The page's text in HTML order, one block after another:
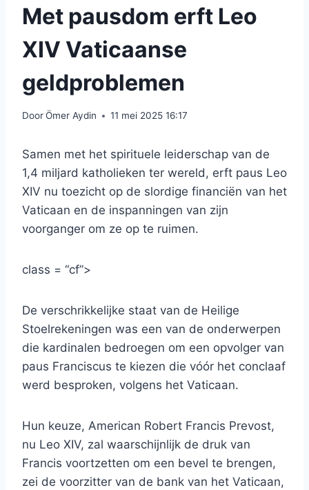
Met pausdom erft Leo
XIV Vaticaanse
geldproblemen
DoorÖmer Aydin 11 mei 2025 16:17
Samen met het spirituele leiderschap van de
1,4 miljard katholieken ter wereld, erft paus Leo
XIV nu toezicht op de slordige financiën van het
Vaticaan en de inspanningen van zijn
voorganger om ze op te ruimen.
class = “cf”>
De verschrikkelijke staat van de Heilige
Stoelrekeningen was een van de onderwerpen
die kardinalen bedroegen om een ​​opvolger van
paus Franciscus te kiezen die vóór het conclaaf
werd besproken, volgens het Vaticaan.
Hun keuze, American Robert Francis Prevost,
nu Leo XIV, zal waarschijnlijk de druk van
Francis voortzetten om een ​​bevel te brengen,
zei de voorzitter van de bank van het Vaticaan,